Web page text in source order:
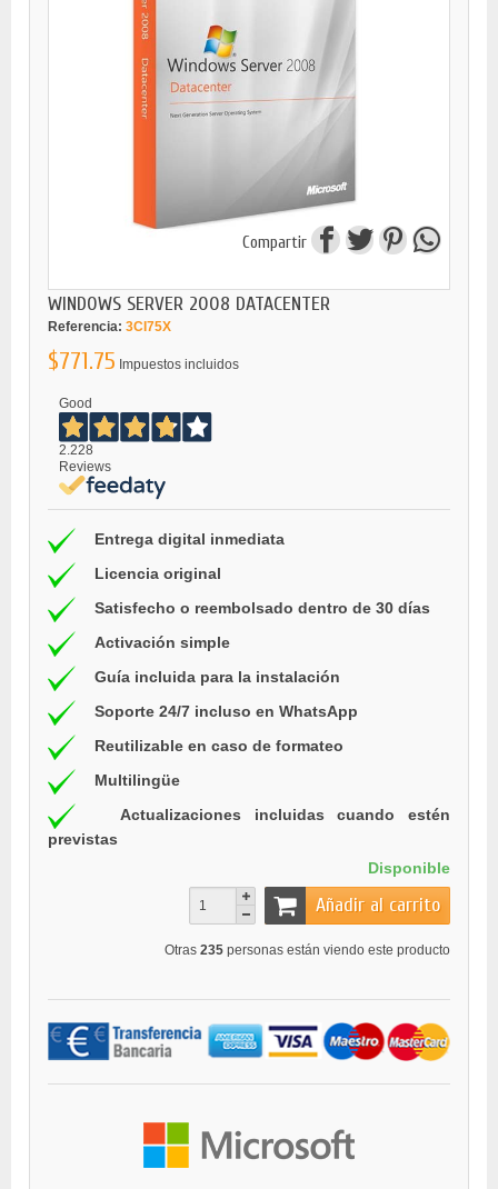
Compartir
WINDOWS SERVER 2008 DATACENTER
Referencia: 3CI75X
$771.75 Impuestos incluidos
Good
2.228
Reviews
Entrega digital inmediata
Licencia original
Satisfecho o reembolsado dentro de 30 días
Activación simple
Guía incluida para la instalación
Soporte 24/7 incluso en WhatsApp
Reutilizable en caso de formateo
Multilingüe
Actualizaciones incluidas cuando estén
previstas
Disponible
Añadir al carrito
Otras 235 personas están viendo este producto